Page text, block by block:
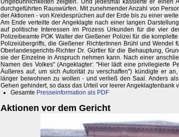
Ungebührlichkeiten zeigten. Und jedesmal kassierte er einen
durchgeführten Rauswürfen. Mit zunehmender Anzahl von
der Aktionen - von Kreidesprüchen auf der Erde bis zu einer
Am Ende verteilte der Angeklagte nach einer langen
auf politische Interessen im Prozess Urkunden für die vier
Polizeibeamte POK Walter der Gießener Polizei für die
Polizeiübergriffs, die Gießener RichterInnen Brühl und Wendel
Oberlandesgerichts-Richter Dr. Gürtler für die Behauptung,
sie der Einzelne in Anspruch nehmen kann. Nach einer
Namen des Volkes" (Angeklagter: "Hier lädt eine privilegierte
Äußeres auf, um sich Autorität zu verschaffen") kündigte er
länger beiwohnen zu wollen - und verließ den Saal. Anders
Gehen gehindert, so dass das Urteil vor leerer Angeklagtenbank
Gesamte Presseinformation als PDF
Aktionen vor dem Gericht